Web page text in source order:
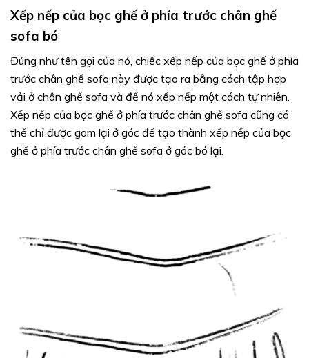
Xếp nếp của bọc ghế ở phía trước chân ghế
sofa bó
Đúng như tên gọi của nó, chiếc xếp nếp của bọc ghế ở phía
trước chân ghế sofa này được tạo ra bằng cách tập hợp
vải ở chân ghế sofa và để nó xếp nếp một cách tự nhiên.
Xếp nếp của bọc ghế ở phía trước chân ghế sofa cũng có
thể chỉ được gom lại ở góc để tạo thành xếp nếp của bọc
ghế ở phía trước chân ghế sofa ở góc bó lại.